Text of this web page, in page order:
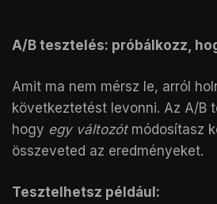
A/B tesztelés: próbálkozz,
Amit ma nem mérsz le, arról
következtetést levonni. Az A/B
hogy egy változótmódosítasz
összeveted az eredményeket.
Tesztelhetsz például: